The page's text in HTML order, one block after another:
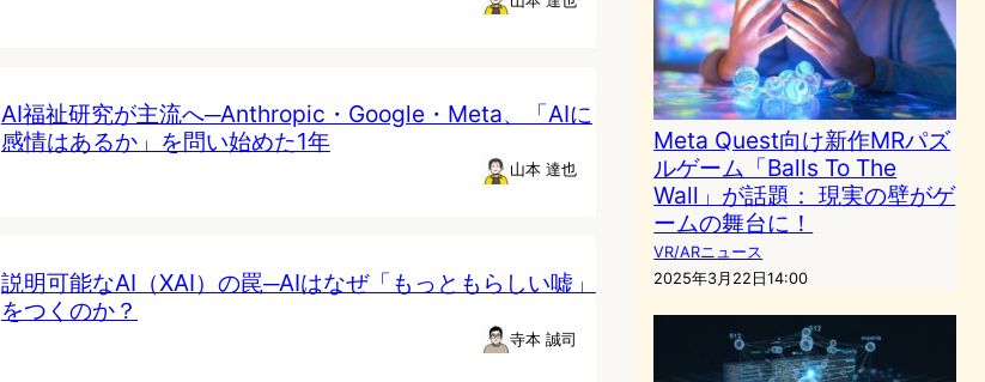
AI福祉研究が主流へ─Anthropic・Google・Meta、「AIに
感情はあるか」を問い始めた1年
山本 達也
説明可能なAI（XAI）の罠─AIはなぜ「もっともらしい嘘」
をつくのか？
寺本 誠司
Meta Quest向け新作MRパズ
ルゲーム「Balls To The
Wall」が話題： 現実の壁がゲ
ームの舞台に！
VR/ARニュース
2025年3月22日14:00